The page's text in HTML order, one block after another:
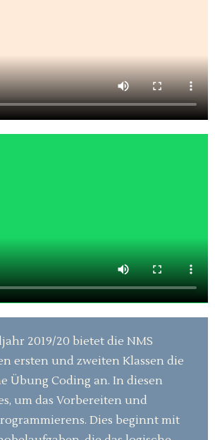
2019/20 bietet die NMS
ersten und zweiten Klassen die
Übung Coding an. In diesen
um das Vorbereiten und
Dies beginnt mit